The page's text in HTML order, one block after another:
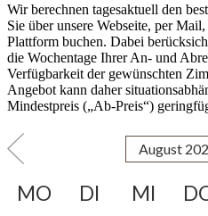
Wir berechnen tagesaktuell den
Sie über unsere Webseite, per
Plattform buchen. Dabei
die Wochentage Ihrer An- und
Verfügbarkeit der gewünschten
Angebot kann daher
Mindestpreis („Ab-Preis“)